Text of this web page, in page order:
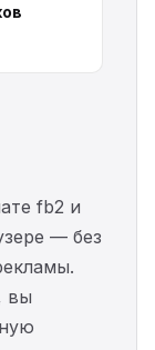
fb2 и
— без
вы